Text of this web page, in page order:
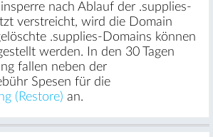
nach Ablauf der .supplies-
verstreicht, wird die Domain
.supplies-Domains können
werden. In den 30 Tagen
fallen neben der
Spesen für die
(Restore) an.